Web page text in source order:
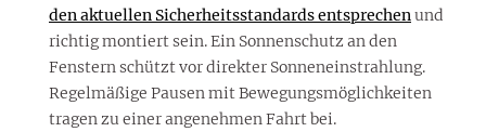
den aktuellen Sicherheitsstandards entsprechenund
richtig montiert sein. Ein Sonnenschutz an den
Fenstern schützt vor direkter Sonneneinstrahlung.
Regelmäßige Pausen mit Bewegungsmöglichkeiten
tragen zu einer angenehmen Fahrt bei.